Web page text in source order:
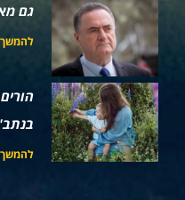
גם